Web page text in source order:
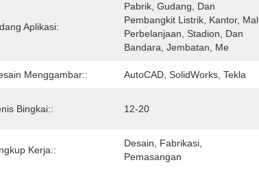
Aplikasi:
Pabrik, Gudang, Dan
Pembangkit Listrik, Kantor, Mal
Perbelanjaan, Stadion, Dan
Bandara, Jembatan, Me
Menggambar:: AutoCAD, SolidWorks, Tekla
Bingkai:: 12-20
Kerja::
Desain, Fabrikasi,
Pemasangan